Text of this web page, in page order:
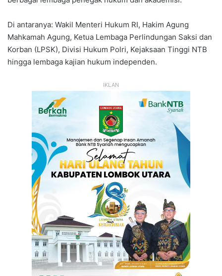
Di antaranya: Wakil Menteri Hukum RI, Hakim Agung
Mahkamah Agung, Ketua Lembaga Perlindungan Saksi dan
Korban (LPSK), Divisi Hukum Polri, Kejaksaan Tinggi NTB
hingga lembaga kajian hukum independen.
IKLAN